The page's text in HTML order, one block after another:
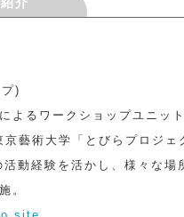
)
よるワークショップユニッ
藝術大学「とびらプロジェ
動経験を活かし、様々な場
。